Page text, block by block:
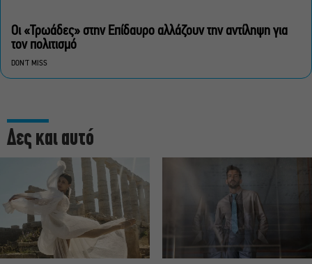
Οι «Τρωάδες» στην Επίδαυρο αλλάζουν την αντίληψη για
τον πολιτισμό
DON'T MISS
Δες και αυτό